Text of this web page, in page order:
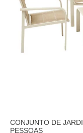
CONJUNTO DE
PESSOAS